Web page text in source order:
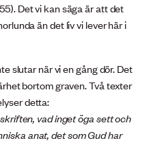
Det vi kan säga är att det
än det liv vi lever här i
slutar när vi en gång dör. Det
bortom graven. Två texter
detta:
vad inget öga sett och
anat, det som Gud har